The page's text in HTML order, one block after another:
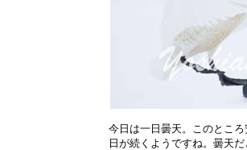
今日は一日曇天。このとこ
日が続くようですね。曇天